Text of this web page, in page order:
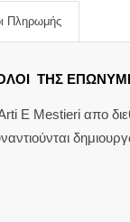
Πληρωμής
ΤΗΣ
E Mestieri απο